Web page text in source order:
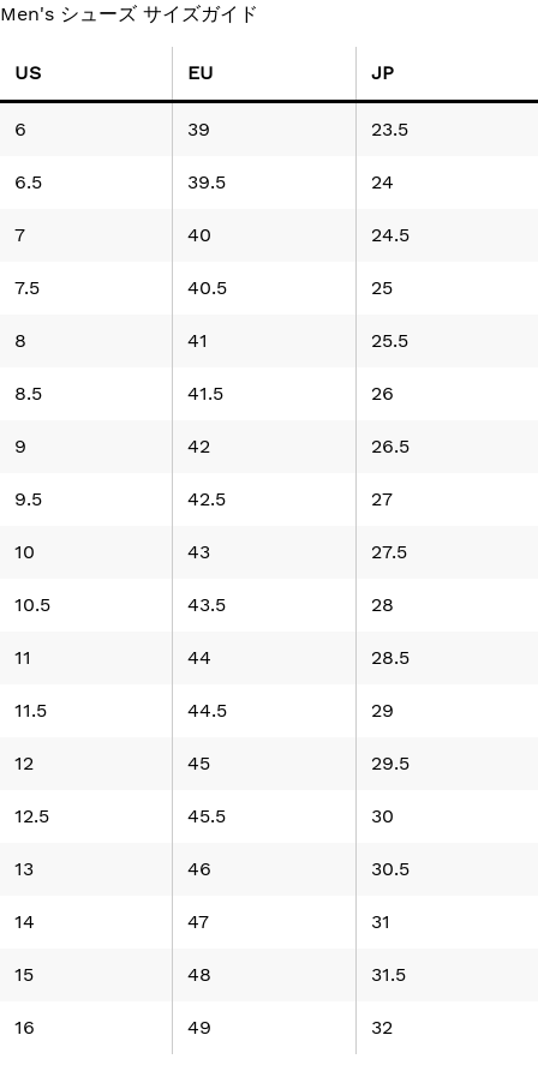
Men's シューズ サイズガイド
US EU JP
6 39 23.5
6.5 39.5 24
7 40 24.5
7.5 40.5 25
8 41 25.5
8.5 41.5 26
9 42 26.5
9.5 42.5 27
10 43 27.5
10.5 43.5 28
11 44 28.5
11.5 44.5 29
12 45 29.5
12.5 45.5 30
13 46 30.5
14 47 31
15 48 31.5
16 49 32